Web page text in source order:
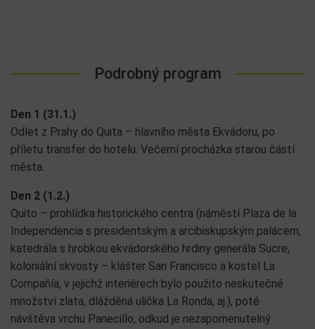
Podrobný program
Den 1 (31.1.)
Odlet z Prahy do Quita – hlavního města Ekvádoru, po
příletu transfer do hotelu. Večerní procházka starou částí
města.
Den 2 (1.2.)
Quito – prohlídka historického centra (náměstí Plaza de la
Independencia s presidentským a arcibiskupským palácem,
katedrála s hrobkou ekvádorského hrdiny generála Sucre,
koloniální skvosty – klášter San Francisco a kostel La
Compaňía, v jejichž interiérech bylo použito neskutečné
množství zlata, dlážděná ulička La Ronda, aj.), poté
návštěva vrchu Panecillo, odkud je nezapomenutelný